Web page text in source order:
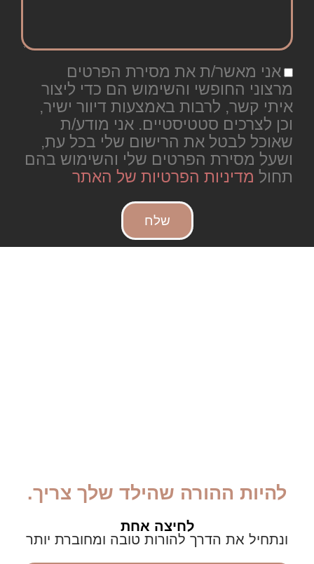
אני מאשר/ת את מסירת הפרטים
מרצוני החופשי והשימוש הם כדי ליצור
איתי קשר, לרבות באמצעות דיוור ישיר,
וכן לצרכים סטטיסטיים. אני מודע/ת
שאוכל לבטל את הרישום שלי בכל עת,
ושעל מסירת הפרטים שלי והשימוש בהם
תחול מדיניות הפרטיות של האתר
שלח
להיות ההורה שהילד שלך צריך.
לחיצה אחת
ונתחיל את הדרך להורות טובה ומחוברת יותר